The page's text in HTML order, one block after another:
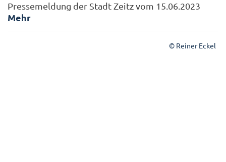
Pressemeldung der Stadt Zeitz vom 15.06.2023
Mehr
© Reiner Eckel